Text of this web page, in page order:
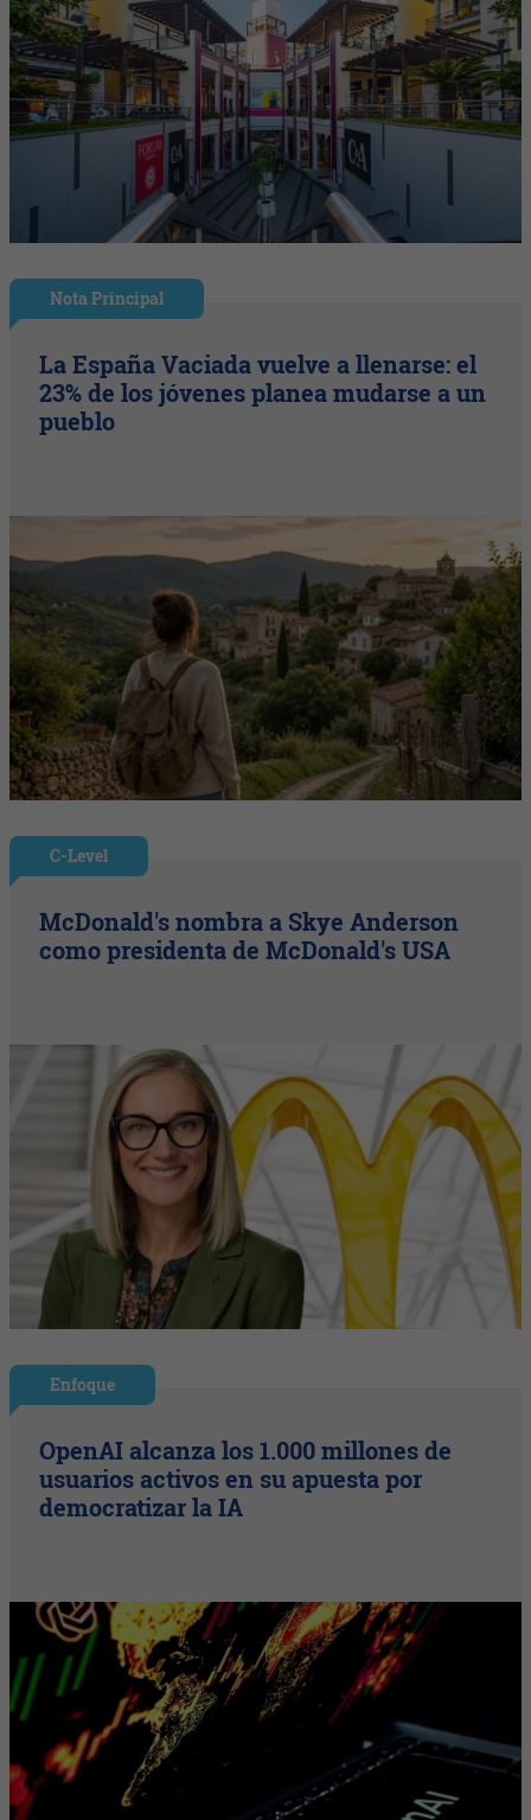
Nota Principal
La España Vaciada vuelve a llenarse: el
23% de los jóvenes planea mudarse a un
pueblo
C-Level
McDonald's nombra a Skye Anderson
como presidenta de McDonald's USA
Enfoque
OpenAI alcanza los 1.000 millones de
usuarios activos en su apuesta por
democratizar la IA